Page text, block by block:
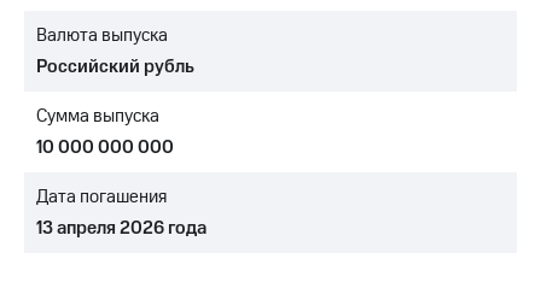
отчетность
Контакты
Новости
в
и акционерам
Корпоративное
Валюта выпуска
Российский рубль
Сумма выпуска
10 000 000 000
Дата погашения
13 апреля 2026 года